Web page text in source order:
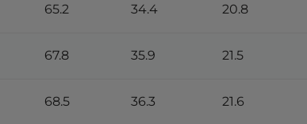
65.2 34.4 20.8
67.8 35.9 21.5
68.5 36.3 21.6